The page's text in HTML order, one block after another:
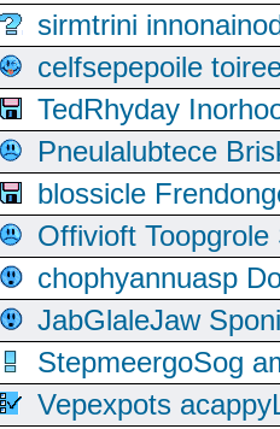
sirmtrini
celfsepepoile
TedRhyday
Pneulalubtece
blossicle
Offivioft
chophyannuasp
JabGlaleJaw
StepmeergoSog
Vepexpots